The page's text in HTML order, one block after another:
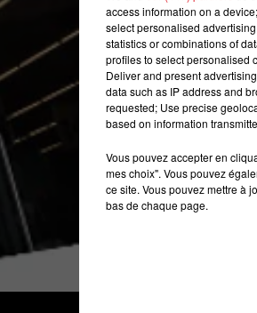
13h00 - 16h00
MIDI QUI CHANTENT
access information on a
select personalised
statistics or combinations of
profiles to select personalised
Deliver and present
data such as IP address and
requested; Use precise
based on information
Vous pouvez accepter en
mes choix". Vous pouvez
ce site. Vous pouvez mettre à
bas de chaque page.